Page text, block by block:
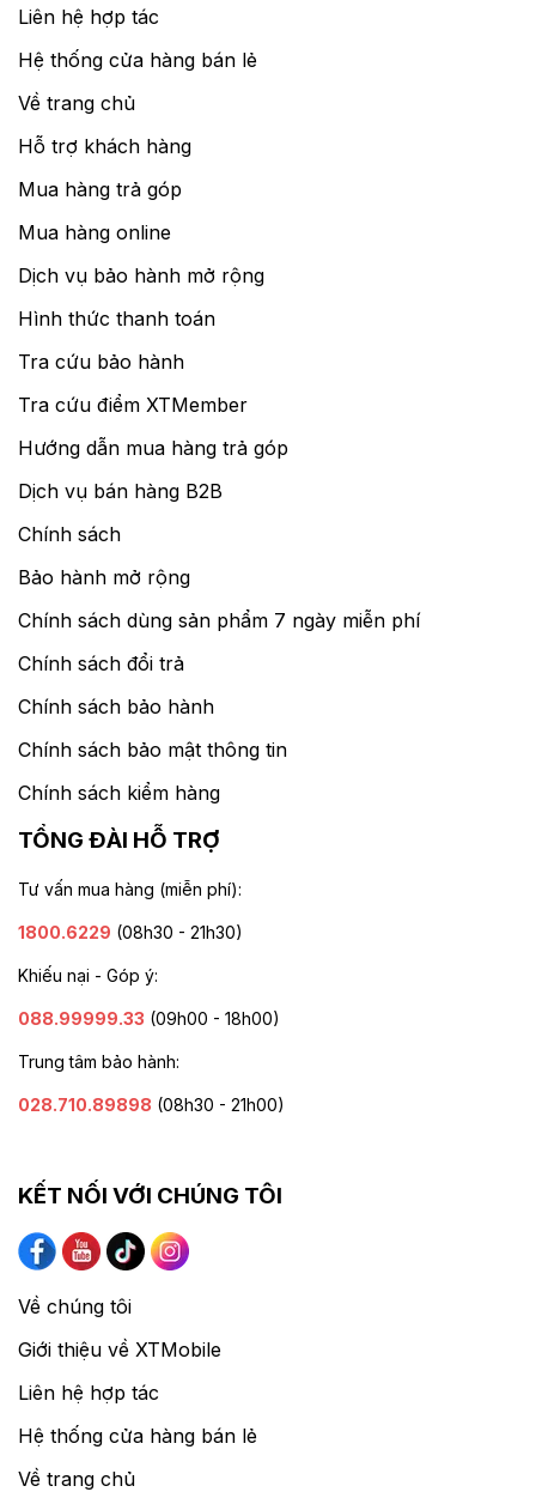
Liên hệ hợp tác
Hệ thống cửa hàng bán lẻ
Về trang chủ
Hỗ trợ khách hàng
Mua hàng trả góp
Mua hàng online
Dịch vụ bảo hành mở rộng
Hình thức thanh toán
Tra cứu bảo hành
Tra cứu điểm XTMember
Hướng dẫn mua hàng trả góp
Dịch vụ bán hàng B2B
Chính sách
Bảo hành mở rộng
Chính sách dùng sản phẩm 7 ngày miễn phí
Chính sách đổi trả
Chính sách bảo hành
Chính sách bảo mật thông tin
Chính sách kiểm hàng
TỔNG ĐÀI HỖ TRỢ
Tư vấn mua hàng (miễn phí):
1800.6229 (08h30 - 21h30)
Khiếu nại - Góp ý:
088.99999.33 (09h00 - 18h00)
Trung tâm bảo hành:
028.710.89898 (08h30 - 21h00)
KẾT NỐI VỚI CHÚNG TÔI
Về chúng tôi
Giới thiệu về XTMobile
Liên hệ hợp tác
Hệ thống cửa hàng bán lẻ
Về trang chủ